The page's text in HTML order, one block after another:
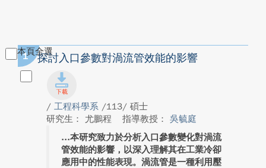
本頁全選
1 探討入口參數對渦流管效能的影響
/ 工程科學系 /113/ 碩士
研究生： 尤鵬程
指導教授： 吳毓庭
本研究致力於分析入口參數變化對渦流
管效能的影響，以深入理解其在工業冷卻
應用中的性能表現。渦流管是一種利用壓